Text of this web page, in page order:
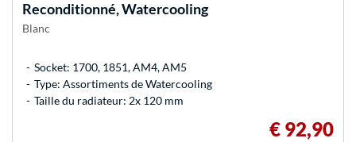
Reconditionné, Watercooling
Blanc
Socket: 1700, 1851, AM4, AM5
Type: Assortiments de Watercooling
Taille du radiateur: 2x 120 mm
€ 92,90